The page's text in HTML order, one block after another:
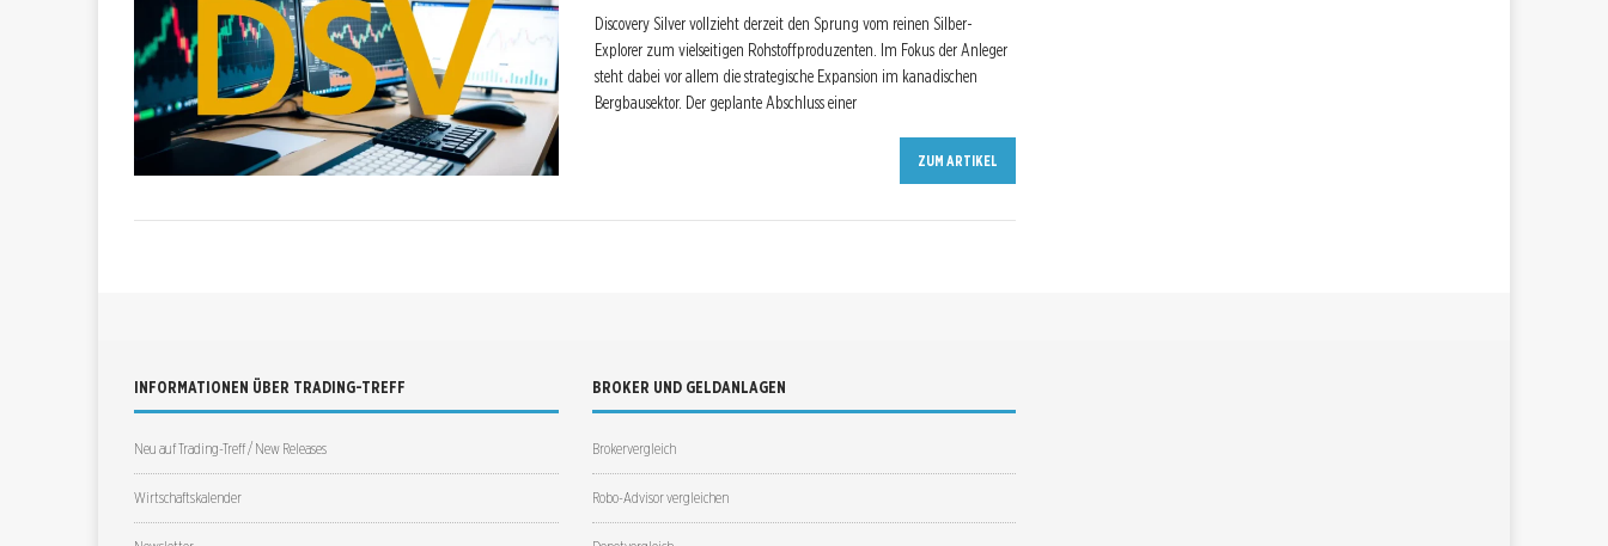
Discovery Silver vollzieht derzeit den Sprung vom reinen Silber-
Explorer zum vielseitigen Rohstoffproduzenten. Im Fokus der Anleger
steht dabei vor allem die strategische Expansion im kanadischen
Bergbausektor. Der geplante Abschluss einer
ZUM ARTIKEL
INFORMATIONEN ÜBER TRADING-TREFF
Neu auf Trading-Treff / New Releases
Wirtschaftskalender
BROKER UND GELDANLAGEN
Brokervergleich
Robo-Advisor vergleichen